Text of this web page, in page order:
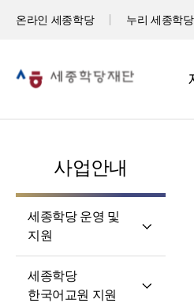
온라인 세종학당 누리 세종학당
사업안내
세종학당 운영 및
지원
세종학당 신규 지정
세종학당
한국어교원 지원